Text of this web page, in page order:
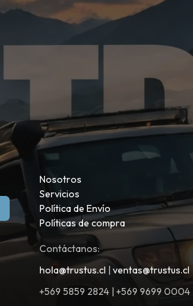
Nosotros
Servicios
Política de Envío
Políticas de compra
Contáctanos:
hola@trustus.cl
ventas@trustus.cl
+569 5859 2824 | +569 9699 0004